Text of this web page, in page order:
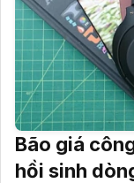
Bão giá
hồi sinh